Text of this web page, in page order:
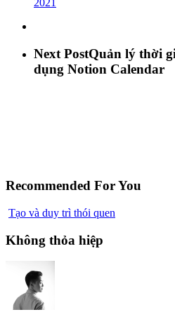
2021
Next PostQuản lý thời
dụng Notion Calendar
Recommended For You
Tạo và duy trì thói quen
Không thỏa hiệp